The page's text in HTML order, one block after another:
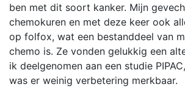
ben met dit soort kanker. Mijn
chemokuren en met deze keer ook
op folfox, wat een bestanddeel van
chemo is. Ze vonden gelukkig een
ik deelgenomen aan een studie
was er weinig verbetering merkbaar.